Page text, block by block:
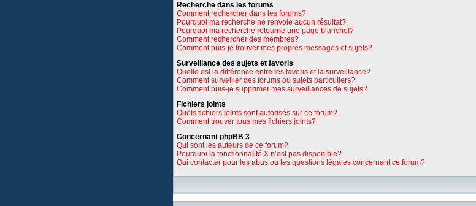
Recherche dans les forums
Comment rechercher dans les forums?
Pourquoi ma recherche ne renvoie aucun résultat?
Pourquoi ma recherche retourne une page blanche!?
Comment rechercher des membres?
Comment puis-je trouver mes propres messages et sujets?
Surveillance des sujets et favoris
Quelle est la différence entre les favoris et la surveillance?
Comment surveiller des forums ou sujets particuliers?
Comment puis-je supprimer mes surveillances de sujets?
Fichiers joints
Quels fichiers joints sont autorisés sur ce forum?
Comment trouver tous mes fichiers joints?
Concernant phpBB 3
Qui sont les auteurs de ce forum?
Pourquoi la fonctionnalité X n’est pas disponible?
Qui contacter pour les abus ou les questions légales concernant ce forum?